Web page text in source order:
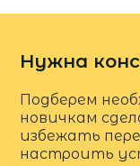
Нужна
Подберем
новичкам
избежать
настроить